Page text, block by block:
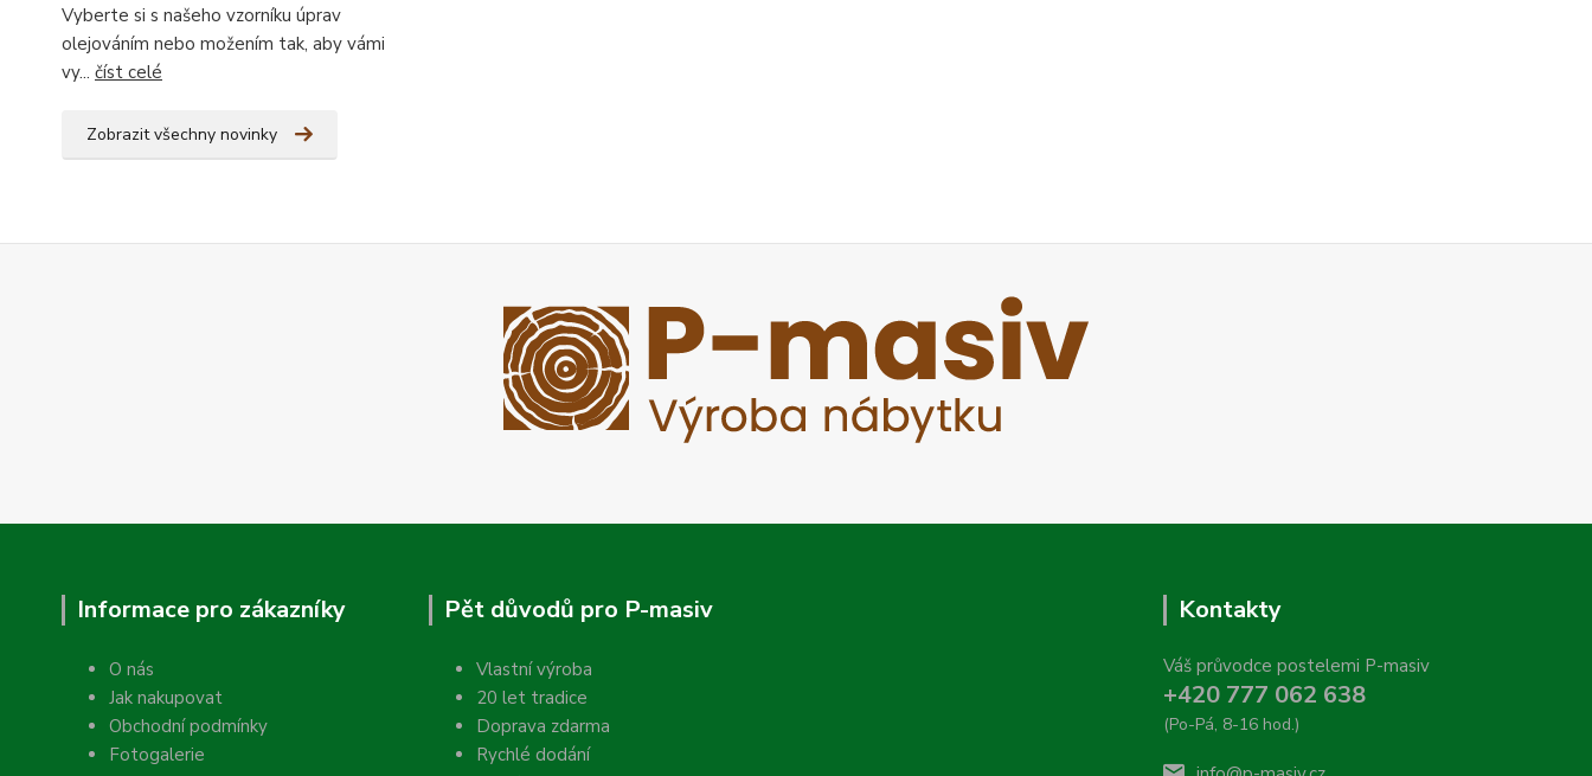
Vyberte si s našeho vzorníku úprav
olejováním nebo možením tak, aby vámi
vy... číst celé
Zobrazit všechny novinky
Informace pro zákazníky
O nás
Jak nakupovat
Obchodní podmínky
Fotogalerie
Pět důvodů pro P-masiv
Vlastní výroba
20 let tradice
Doprava zdarma
Rychlé dodání
Kontakty
Váš průvodce postelemi P-masiv
+420 777 062 638
(Po-Pá, 8-16 hod.)